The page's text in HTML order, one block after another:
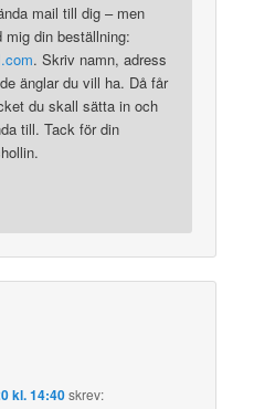
mail till dig – men
mig din beställning:
. Skriv namn, adress
änglar du vill ha. Då får
du skall sätta in och
till. Tack för din
kl. 14:40skrev: